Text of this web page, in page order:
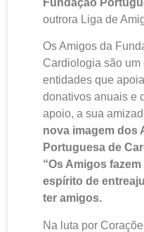
Fundação
outrora Liga de
Os Amigos da
Cardiologia são um
entidades que
donativos anuais e
apoio, a sua
nova imagem dos
Portuguesa de
“Os Amigos
espírito de
ter amigos.
Na luta por